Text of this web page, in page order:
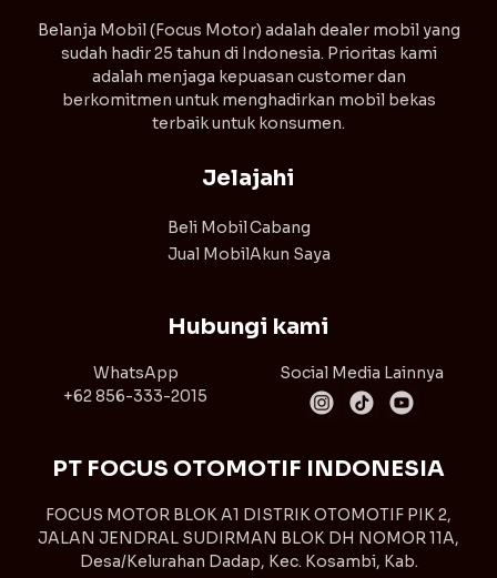
⁠Belanja Mobil (Focus Motor) adalah dealer mobil yang
sudah hadir 25 tahun di Indonesia. Prioritas kami
adalah menjaga kepuasan customer dan
berkomitmen untuk menghadirkan mobil bekas
terbaik untuk konsumen.
Jelajahi
Beli Mobil
Jual Mobil
Cabang
Akun Saya
Hubungi kami
WhatsApp
+62 856-333-2015
Social Media Lainnya
PT FOCUS OTOMOTIF INDONESIA
FOCUS MOTOR BLOK A1 DISTRIK OTOMOTIF PIK 2,
JALAN JENDRAL SUDIRMAN BLOK DH NOMOR 11A,
Desa/Kelurahan Dadap, Kec. Kosambi, Kab.